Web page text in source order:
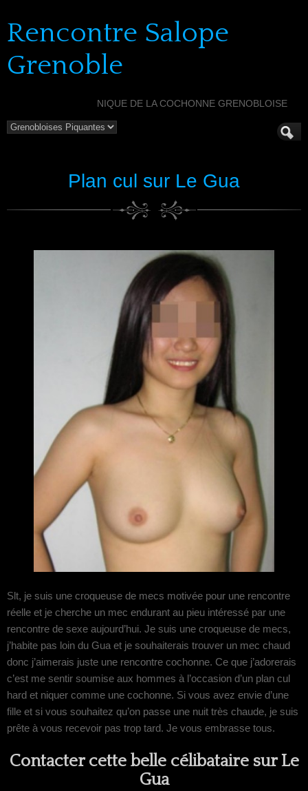
Rencontre Salope
Grenoble
NIQUE DE LA COCHONNE GRENOBLOISE
Plan cul sur Le Gua
Slt, je suis une croqueuse de mecs motivée pour une rencontre
réelle et je cherche un mec endurant au pieu intéressé par une
rencontre de sexe aujourd’hui. Je suis une croqueuse de mecs,
j’habite pas loin du Gua et je souhaiterais trouver un mec chaud
donc j’aimerais juste une rencontre cochonne. Ce que j’adorerais
c’est me sentir soumise aux hommes à l’occasion d’un plan cul
hard et niquer comme une cochonne. Si vous avez envie d’une
fille et si vous souhaitez qu’on passe une nuit très chaude, je suis
prête à vous recevoir pas trop tard. Je vous embrasse tous.
Contacter cette belle célibataire sur Le
Gua